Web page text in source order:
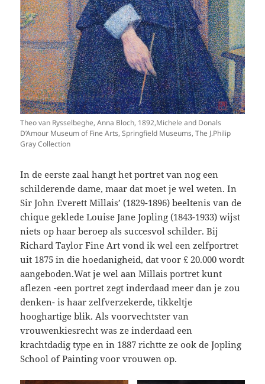
Theo van Rysselbeghe, Anna Bloch, 1892,Michele and Donals
D’Amour Museum of Fine Arts, Springfield Museums, The J.Philip
Gray Collection
In de eerste zaal hangt het portret van nog een
schilderende dame, maar dat moet je wel weten. In
Sir John Everett Millais’ (1829-1896) beeltenis van de
chique geklede Louise Jane Jopling (1843-1933) wijst
niets op haar beroep als succesvol schilder. Bij
Richard Taylor Fine Art vond ik wel een zelfportret
uit 1875 in die hoedanigheid, dat voor £ 20.000 wordt
aangeboden.Wat je wel aan Millais portret kunt
aflezen -een portret zegt inderdaad meer dan je zou
denken- is haar zelfverzekerde, tikkeltje
hooghartige blik. Als voorvechtster van
vrouwenkiesrecht was ze inderdaad een
krachtdadig type en in 1887 richtte ze ook de Jopling
School of Painting voor vrouwen op.